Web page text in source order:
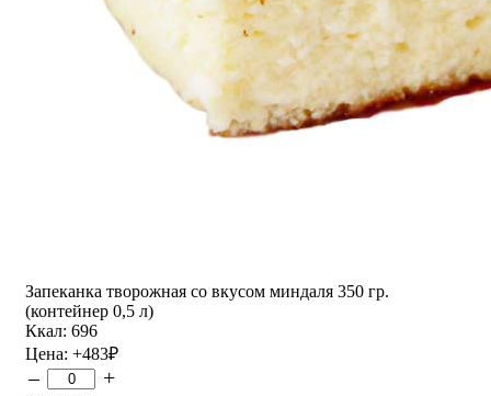
Запеканка творожная со вкусом миндаля 350 гр.
(контейнер 0,5 л)
Ккал: 696
Цена: +483₽
– +